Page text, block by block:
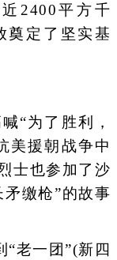
2400平方千
奠定了坚实基
“为了胜利，
美援朝战争中
士也参加了沙
缴枪”的故事
老一团”(新四